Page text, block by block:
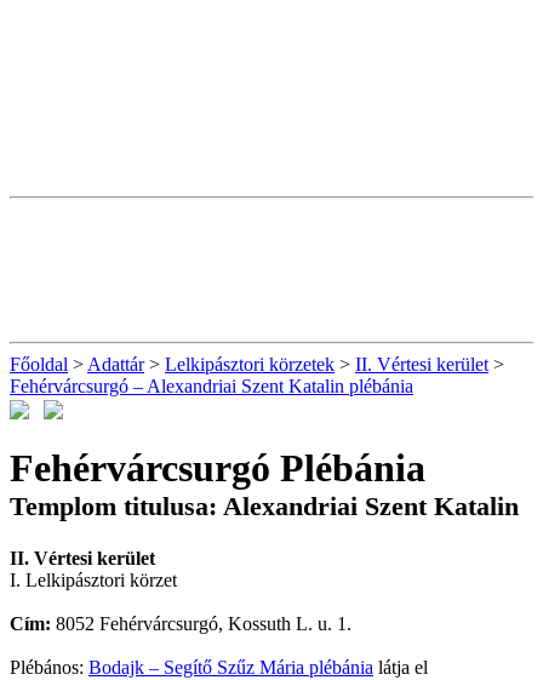
Főoldal > Adattár> Lelkipásztori körzetek > II. Vértesi kerület >
Fehérvárcsurgó – Alexandriai Szent Katalin plébánia
Fehérvárcsurgó Plébánia
Templom titulusa: Alexandriai Szent Katalin
II. Vértesi kerület
I. Lelkipásztori körzet
Cím: 8052 Fehérvárcsurgó, Kossuth L. u. 1.
Plébános: Bodajk – Segítő Szűz Mária plébánia látja el